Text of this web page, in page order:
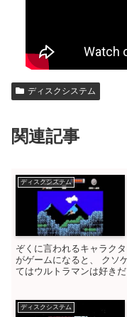
ディスクシステム
関連記事
ディスクシステム
ぞくに言われるキャラク
がゲームになると、 クソ
てはウルトラマンは好き
ディスクシステム